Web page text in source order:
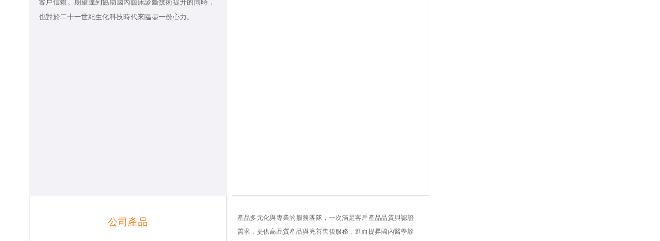
客戶信賴。期望達到協助國內臨床診斷技術提升的同時，
也對於二十一世紀生化科技時代來臨盡一份心力。
公司產品
產品多元化與專業的服務團隊，一次滿足客戶產品品質與認證
需求，提供高品質產品與完善售後服務，進而提昇國內醫學診